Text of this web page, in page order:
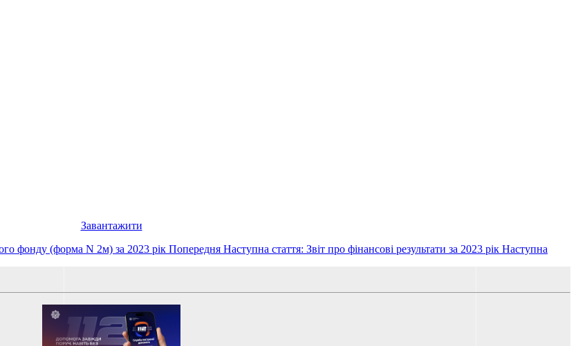
Завантажити
фонду (форма N 2м) за 2023 рік Попередня Наступна стаття: Звіт про фінансові результати за 2023 рік Наступна